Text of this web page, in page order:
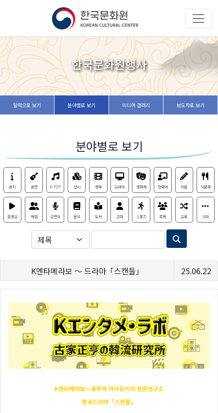
한국문화원행사
달력으로 보기 분야별로 보기 미디어 갤러리 보도자료 보기
분야별로 보기
공지 공연 K-POP 전시 영화 드라마 영화제 한국어 작문 식문화
동영상 체험 강연회 문학 도서 강좌 스포츠 축제 교류 기타
K엔타메라보 ～ 드라마「스캔들」 25.06.22
K엔타메라보～후루야 마사유키의 한류연구소
한국드라마「스캔들」